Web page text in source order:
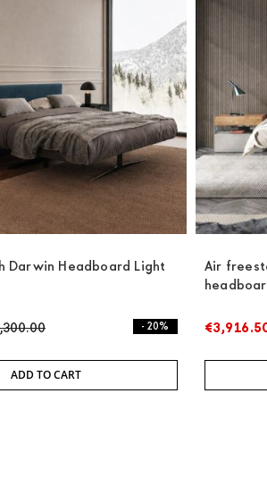
Darwin Headboard Light
- 20%
ADD TO CART
Air